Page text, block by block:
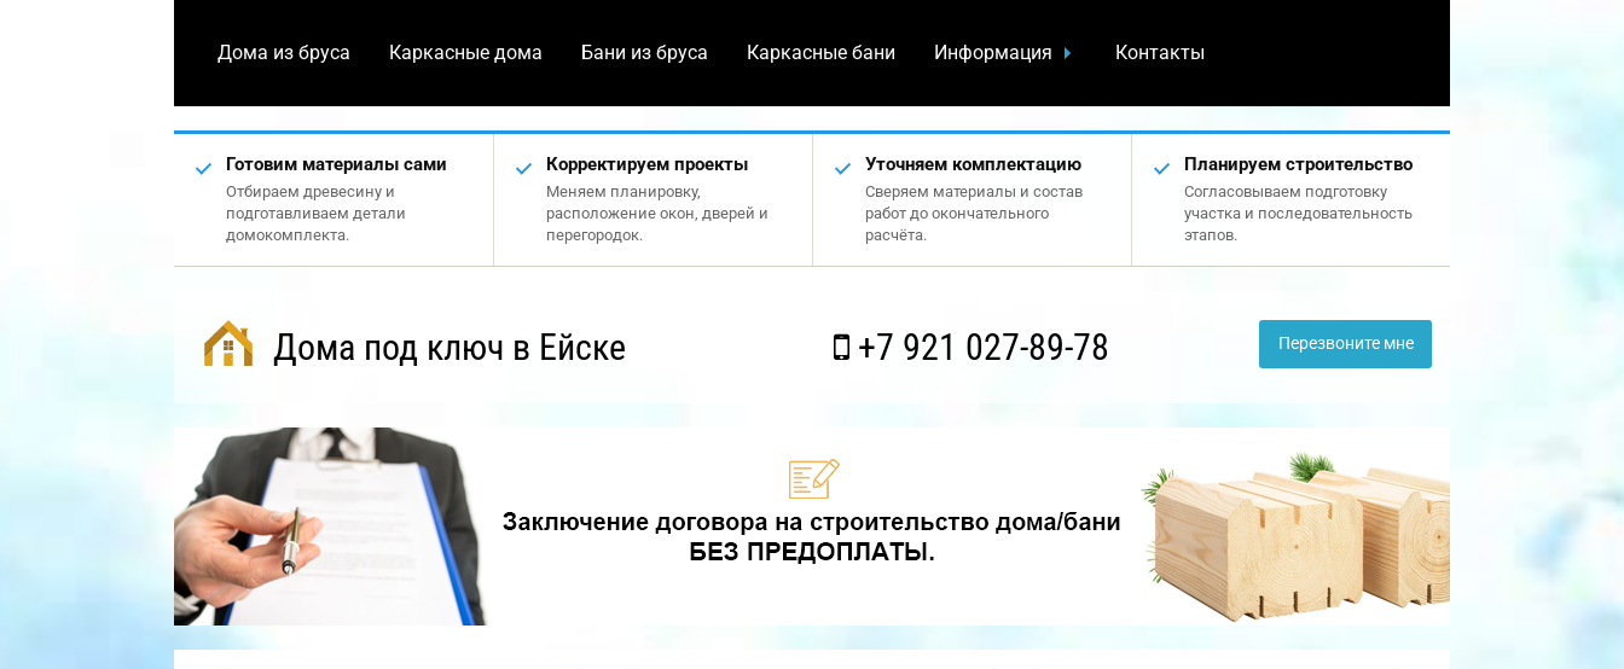
Дома из бруса Каркасные дома Бани из бруса Каркасные бани Информация Контакты
Готовим материалы сами
Отбираем древесину и
подготавливаем детали
домокомплекта.
Корректируем проекты
Меняем планировку,
расположение окон, дверей и
перегородок.
Уточняем комплектацию
Сверяем материалы и состав
работ до окончательного
расчёта.
Планируем строительство
Согласовываем подготовку
участка и последовательность
этапов.
Дома под ключ в Ейске +7 921 027-89-78 Перезвоните мне